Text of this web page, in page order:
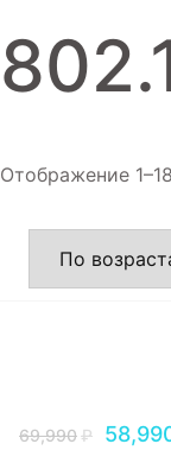
Аксессуары
Отображение
69,990₽